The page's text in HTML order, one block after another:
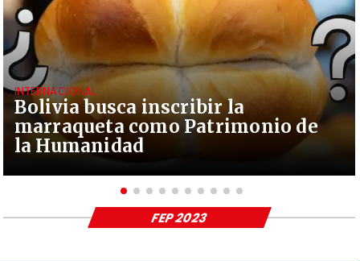
Bolivia busca inscribir la
marraqueta como Patrimonio de
la Humanidad
INTERNACIONAL
FEP 2023